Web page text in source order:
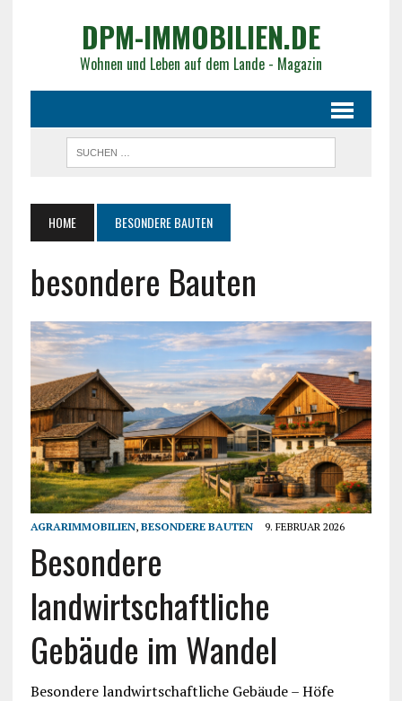
DPM-IMMOBILIEN.DE
Wohnen und Leben auf dem Lande - Magazin
HOME BESONDERE BAUTEN
besondere Bauten
AGRARIMMOBILIEN, BESONDERE BAUTEN 9. FEBRUAR 2026
Besondere
landwirtschaftliche
Gebäude im Wandel
Besondere landwirtschaftliche Gebäude – Höfe